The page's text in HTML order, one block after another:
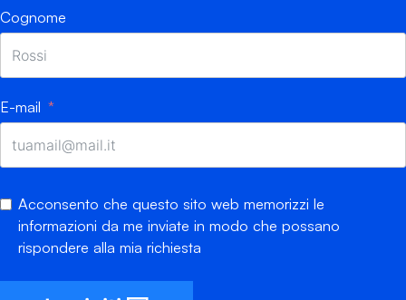
Cognome
E-mail
Acconsento che questo sito web memorizzi le
informazioni da me inviate in modo che possano
rispondere alla mia richiesta